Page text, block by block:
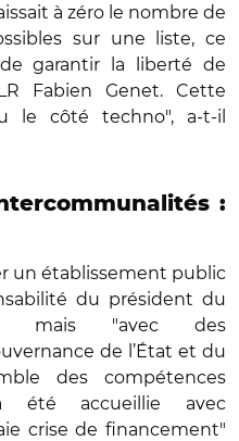
à zéro le nombre de
sur une liste, ce
garantir la liberté de
Fabien Genet. Cette
le côté techno", a-t-il
:
un établissement public
du président du
mais "avec des
de l’État et du
des compétences
été accueillie avec
crise de financement"